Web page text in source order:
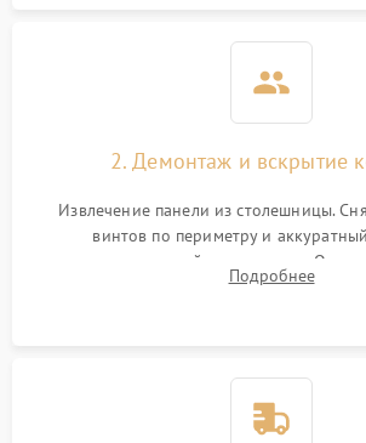
2. Демонтаж и вскрытие
Извлечение панели из столешницы.
винтов по периметру и
стеклокерамической поверхности.
сенсорного блока для доступа к силовым
Подробнее